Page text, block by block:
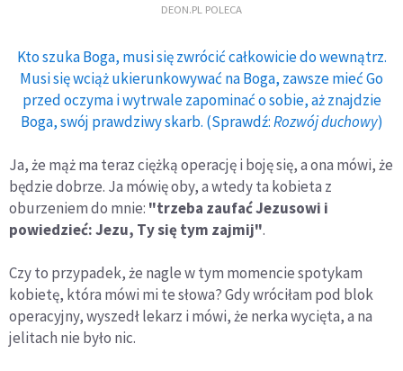
DEON.PL POLECA
Kto szuka Boga, musi się zwrócić całkowicie do wewnątrz.
Musi się wciąż ukierunkowywać na Boga, zawsze mieć Go
przed oczyma i wytrwale zapominać o sobie, aż znajdzie
Boga, swój prawdziwy skarb. (Sprawdź:Rozwój duchowy)
Ja, że mąż ma teraz ciężką operację i boję się, a ona mówi, że
będzie dobrze. Ja mówię oby, a wtedy ta kobieta z
oburzeniem do mnie: "trzeba zaufać Jezusowi i
powiedzieć: Jezu, Ty się tym zajmij".
Czy to przypadek, że nagle w tym momencie spotykam
kobietę, która mówi mi te słowa? Gdy wróciłam pod blok
operacyjny, wyszedł lekarz i mówi, że nerka wycięta, a na
jelitach nie było nic.